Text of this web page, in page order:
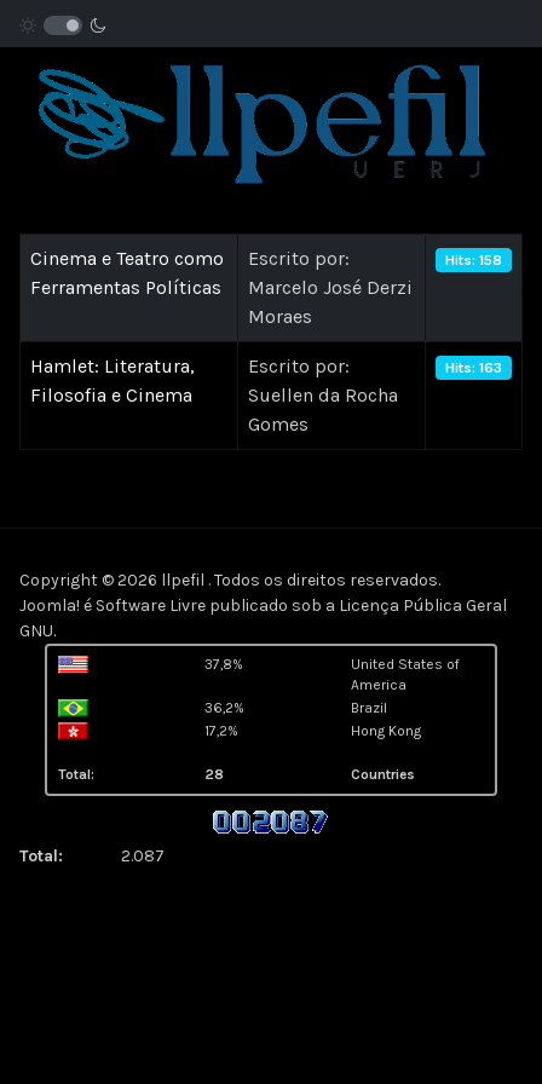
Cinema e Teatro como
Ferramentas Políticas
Escrito por:
Marcelo José Derzi
Moraes
Hits: 158
Hamlet: Literatura,
Filosofia e Cinema
Escrito por:
Suellen da Rocha
Gomes
Hits: 163
Copyright © 2026 llpefil . Todos os direitos reservados.
Joomla! é Software Livre publicado sob a Licença Pública Geral
GNU.
37,8%
United States of
America
36,2%
Brazil
17,2%
Hong Kong
Total: 28 Countries
Total: 2.087